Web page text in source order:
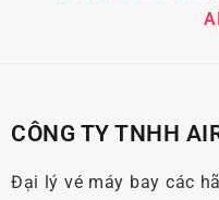
CÔNG TY TNHH
Đại lý vé máy bay các